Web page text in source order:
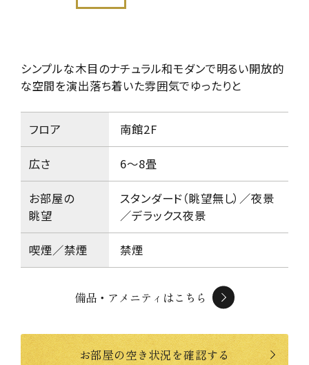
シンプルな木目のナチュラル和モダンで明るい開放的
な空間を演出落ち着いた雰囲気でゆったりと
フロア 南館2F
広さ 6～8畳
お部屋の
眺望
スタンダード（眺望無し）／夜景
／デラックス夜景
喫煙／禁煙 禁煙
備品・アメニティはこちら
お部屋の空き状況を確認する